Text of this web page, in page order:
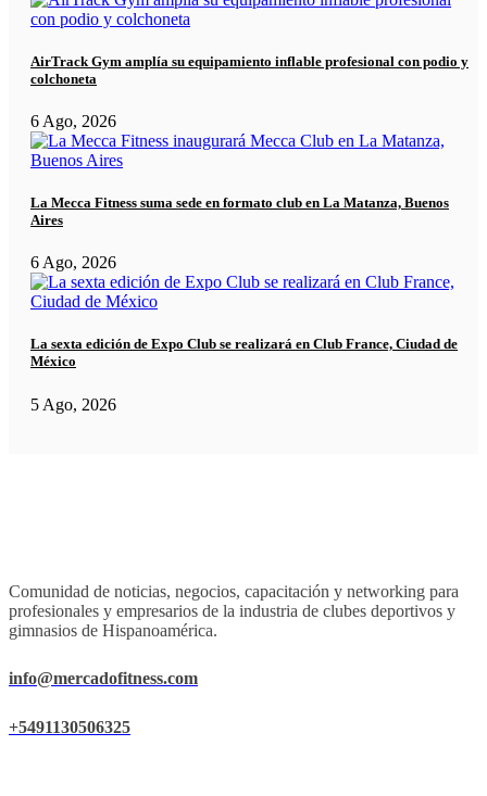
AirTrack Gym amplía su equipamiento inflable profesional con podio y
colchoneta
6 Ago, 2026
La Mecca Fitness suma sede en formato club en La Matanza, Buenos
Aires
6 Ago, 2026
La sexta edición de Expo Club se realizará en Club France, Ciudad de
México
5 Ago, 2026
Comunidad de noticias, negocios, capacitación y networking para
profesionales y empresarios de la industria de clubes deportivos y
gimnasios de Hispanoamérica.
info@mercadofitness.com
+5491130506325